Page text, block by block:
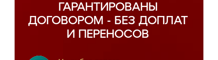
ГАРАНТИРОВАНЫ
ДОГОВОРОМ - БЕЗ ДОПЛАТ
И ПЕРЕНОСОВ